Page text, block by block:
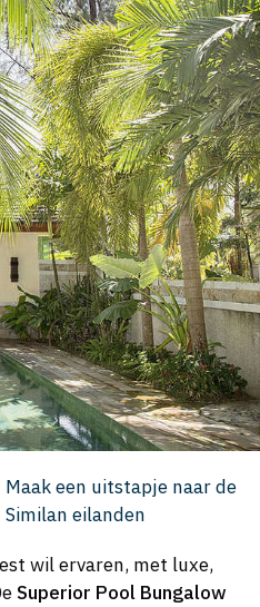
Maak een uitstapje naar de
Similan eilanden
wil ervaren, met luxe,
Superior Pool Bungalow